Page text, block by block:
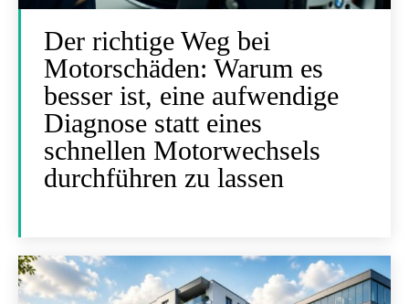
Der richtige Weg bei
Motorschäden: Warum es
besser ist, eine aufwendige
Diagnose statt eines
schnellen Motorwechsels
durchführen zu lassen